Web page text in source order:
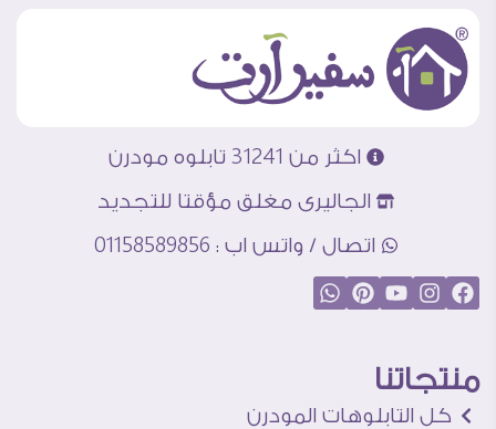
اكثر من 31241 تابلوه مودرن
الجاليرى مغلق مؤقتا للتجديد
اتصال / واتس اب : 01158589856
منتجاتنا
كل التابلوهات المودرن